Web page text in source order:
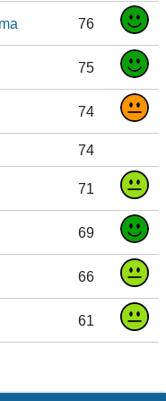
76
75
74
74
71
69
66
61